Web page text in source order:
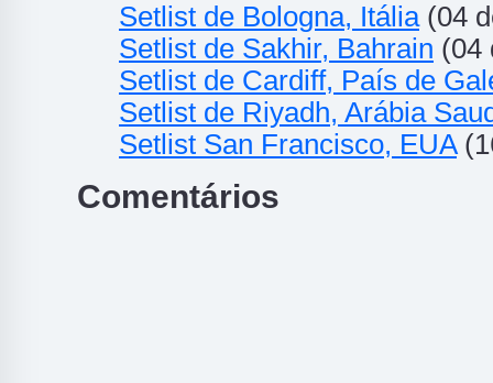
Setlist de Bologna, Itália(04
Setlist de Sakhir, Bahrain (04
Setlist de Cardiff, País de
Setlist de Riyadh, Arábia
Setlist San Francisco, EUA
Comentários